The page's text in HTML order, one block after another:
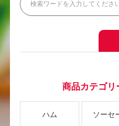
商品カテゴリ
ハム ソーセ